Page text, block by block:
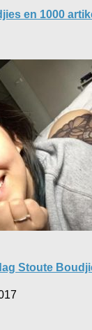
en 1000
Stoute